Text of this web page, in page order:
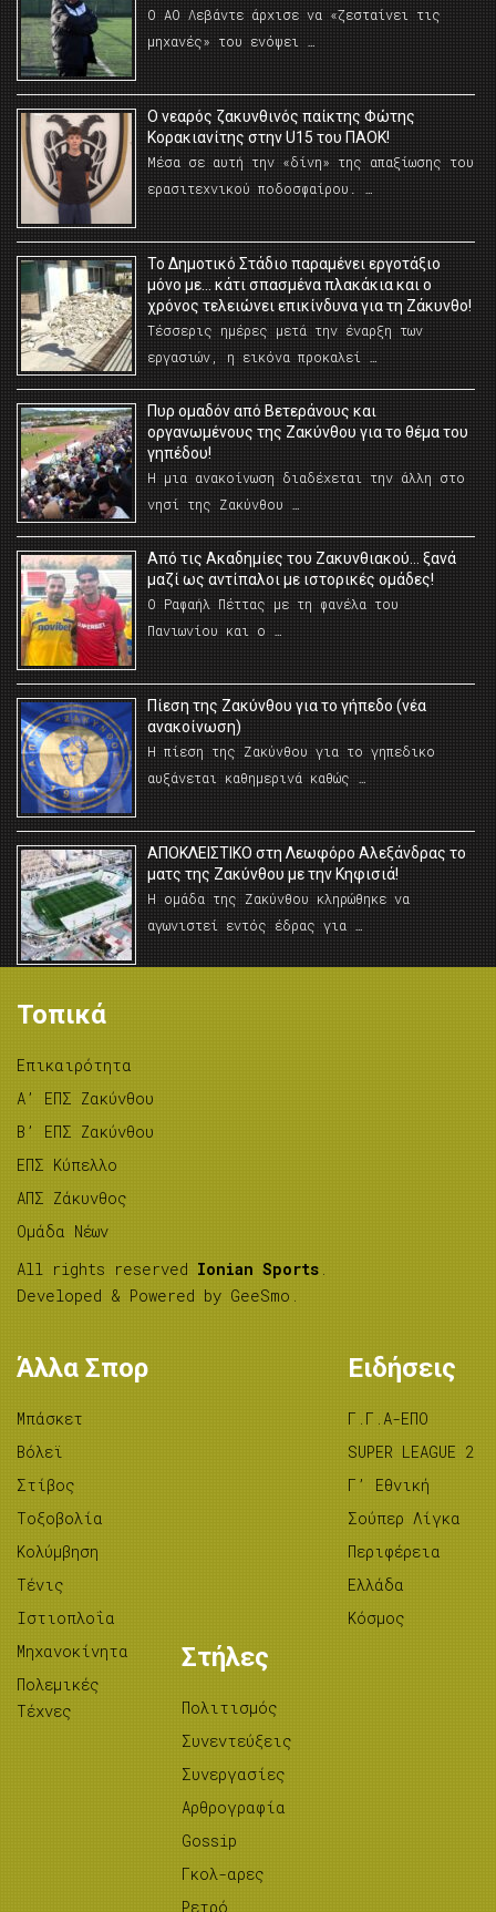
Ο ΑΟ Λεβάντε άρχισε να «ζεσταίνει τις
μηχανές» του ενόψει …
O νεαρός ζακυνθινός παίκτης Φώτης
Κορακιανίτης στην U15 του ΠΑΟΚ!
Μέσα σε αυτή την «δίνη» της απαξίωσης του
ερασιτεχνικού ποδοσφαίρου. …
Το Δημοτικό Στάδιο παραμένει εργοτάξιο
μόνο με… κάτι σπασμένα πλακάκια και ο
χρόνος τελειώνει επικίνδυνα για τη Ζάκυνθο!
Τέσσερις ημέρες μετά την έναρξη των
εργασιών, η εικόνα προκαλεί …
Πυρ ομαδόν από Βετεράνους και
οργανωμένους της Ζακύνθου για το θέμα του
γηπέδου!
Η μια ανακοίνωση διαδέχεται την άλλη στο
νησί της Ζακύνθου …
Από τις Ακαδημίες του Ζακυνθιακού… ξανά
μαζί ως αντίπαλοι με ιστορικές ομάδες!
Ο Ραφαήλ Πέττας με τη φανέλα του
Πανιωνίου και ο …
Πίεση της Ζακύνθου για το γήπεδο (νέα
ανακοίνωση)
Η πίεση της Ζακύνθου για το γηπεδικο
αυξάνεται καθημερινά καθώς …
AΠΟΚΛΕΙΣΤΙΚΟ στη Λεωφόρο Αλεξάνδρας το
ματς της Ζακύνθου με την Κηφισιά!
Η ομάδα της Ζακύνθου κληρώθηκε να
αγωνιστεί εντός έδρας για …
Τοπικά
Επικαιρότητα
A’ ΕΠΣ Ζακύνθου
B’ ΕΠΣ Ζακύνθου
ΕΠΣ Κύπελλο
ΑΠΣ Ζάκυνθος
Ομάδα Νέων
All rights reserved Ionian Sports
Developed & Powered by GeeSmo
Άλλα Σπορ
Μπάσκετ
Βόλεϊ
Στίβος
Tοξοβολία
Κολύμβηση
Τένις
Ιστιοπλοΐα
Μηχανοκίνητα
Πολεμικές
Τέχνες
Ειδήσεις
Γ.Γ.Α-ΕΠΟ
SUPER LEAGUE 2
Γ’ Εθνική
Σούπερ Λίγκα
Περιφέρεια
Ελλάδα
Κόσμος
Στήλες
Πολιτισμός
Συνεντεύξεις
Συνεργασίες
Αρθρογραφία
Gossip
Γκολ-αρες
Ρετρό